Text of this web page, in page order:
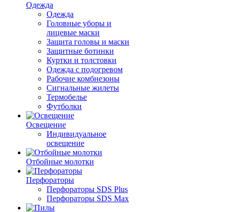
Одежда
Одежда
Головные уборы и
лицевые маски
Защита головы и маски
Защитные ботинки
Куртки и толстовки
Одежда с подогревом
Рабочие комбнезоны
Сигнальные жилеты
Термобелье
Футболки
Освещение
Индивидуальное
освещение
Отбойные молотки
Перфораторы
Перфораторы SDS Plus
Перфораторы SDS Max